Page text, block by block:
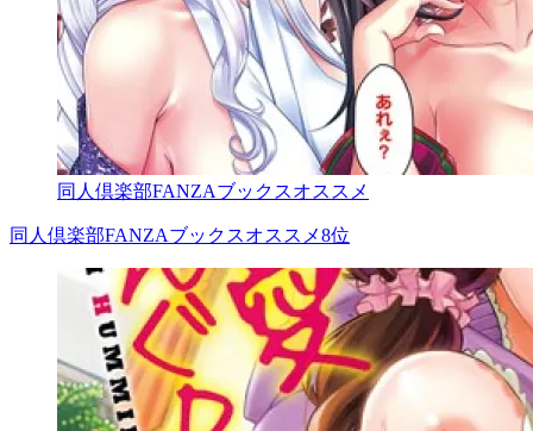
同人倶楽部FANZAブックスオススメ
同人倶楽部FANZAブックスオススメ8位